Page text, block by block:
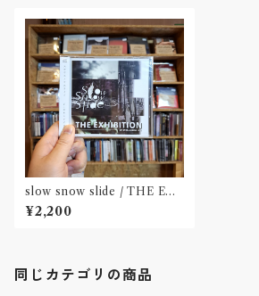
slow snow slide / THE EX
HIBITION(CD)〝山形県酒田
市〟
¥2,200
同じカテゴリの商品